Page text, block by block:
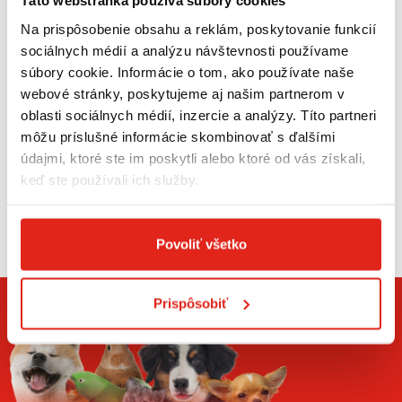
Na prispôsobenie obsahu a reklám, poskytovanie funkcií
sociálnych médií a analýzu návštevnosti používame
súbory cookie. Informácie o tom, ako používate naše
webové stránky, poskytujeme aj našim partnerom v
oblasti sociálnych médií, inzercie a analýzy. Títo partneri
môžu príslušné informácie skombinovať s ďalšími
údajmi, ktoré ste im poskytli alebo ktoré od vás získali,
keď ste používali ich služby.
Povoliť všetko
Prispôsobiť
vzduchu. Prepravka je vybavená praktickou hornou rukoväťou na
pohodlné prenášanie a výklopnými dvierkami pre jednoduché
vkladanie a vyberanie zvieraťa. Odolné plastové prevedenie je
ľahké, ľahko sa čistí a je vhodné na každodenné používanie.
Podobné prepravky využívajú ventilačné otvory, ergonomickú
rukoväť a pevnú plastovú konštrukciu pre bezpečný transport
domácich zvierat.
HLAVNÉ VÝHODY
pevná a odolná plastová konštrukcia
jednoduchá údržba a čistenie
PARAMETRE
Rozmery: 48 × 31 × 30 cm
Zobraziť viac